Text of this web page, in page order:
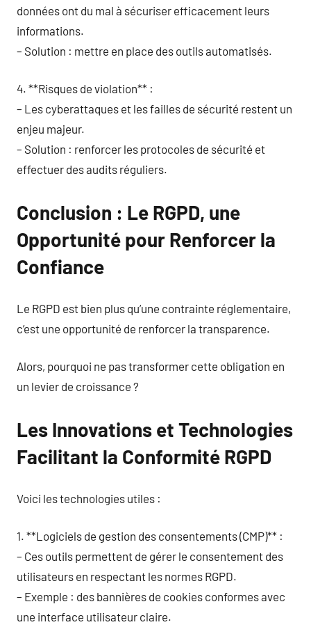
données ont du mal à sécuriser efficacement leurs
informations.
– Solution : mettre en place des outils automatisés.
4. **Risques de violation** :
– Les cyberattaques et les failles de sécurité restent un
enjeu majeur.
– Solution : renforcer les protocoles de sécurité et
effectuer des audits réguliers.
Conclusion : Le RGPD, une
Opportunité pour Renforcer la
Confiance
Le RGPD est bien plus qu’une contrainte réglementaire,
c’est une opportunité de renforcer la transparence.
Alors, pourquoi ne pas transformer cette obligation en
un levier de croissance ?
Les Innovations et Technologies
Facilitant la Conformité RGPD
Voici les technologies utiles :
1. **Logiciels de gestion des consentements (CMP)** :
– Ces outils permettent de gérer le consentement des
utilisateurs en respectant les normes RGPD.
– Exemple : des bannières de cookies conformes avec
une interface utilisateur claire.